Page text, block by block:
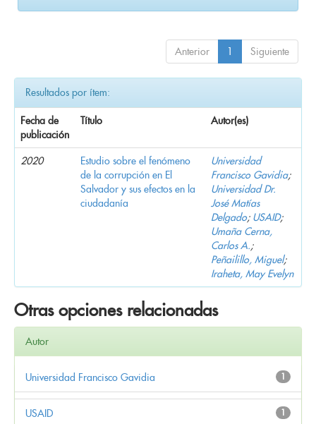
Anterior 1 Siguiente
Resultados por ítem:
Fecha de
publicación
Título Autor(es)
2020
Estudio sobre el fenómeno
de la corrupción en El
Salvador y sus efectos en la
ciudadanía
Universidad
Francisco Gavidia;
Universidad Dr.
José Matías
Delgado; USAID;
Umaña Cerna,
Carlos A.;
Peñailillo, Miguel;
Iraheta, May Evelyn
Otras opciones relacionadas
Autor
1
Universidad Francisco Gavidia
1
USAID